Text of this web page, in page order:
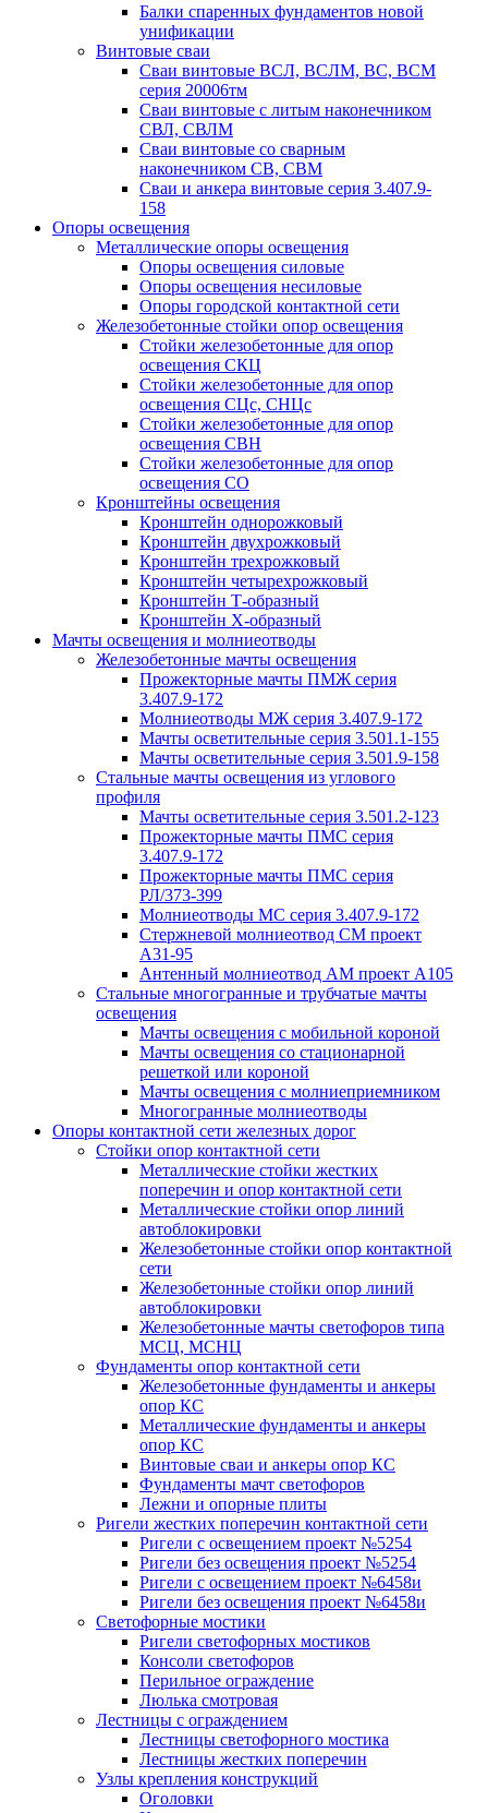
Балки спаренных фундаментов новой
унификации
Винтовые сваи
Сваи винтовые ВСЛ, ВСЛМ, ВС, ВСМ
серия 20006тм
Сваи винтовые с литым наконечником
СВЛ, СВЛМ
Сваи винтовые со сварным
наконечником СВ, СВМ
Сваи и анкера винтовые серия 3.407.9-
158
Опоры освещения
Металлические опоры освещения
Опоры освещения силовые
Опоры освещения несиловые
Опоры городской контактной сети
Железобетонные стойки опор освещения
Стойки железобетонные для опор
освещения СКЦ
Стойки железобетонные для опор
освещения СЦс, СНЦс
Стойки железобетонные для опор
освещения СВН
Стойки железобетонные для опор
освещения СО
Кронштейны освещения
Кронштейн однорожковый
Кронштейн двухрожковый
Кронштейн трехрожковый
Кронштейн четырехрожковый
Кронштейн Т-образный
Кронштейн Х-образный
Мачты освещения и молниеотводы
Железобетонные мачты освещения
Прожекторные мачты ПМЖ серия
3.407.9-172
Молниеотводы МЖ серия 3.407.9-172
Мачты осветительные серия 3.501.1-155
Мачты осветительные серия 3.501.9-158
Стальные мачты освещения из углового
профиля
Мачты осветительные серия 3.501.2-123
Прожекторные мачты ПМС серия
3.407.9-172
Прожекторные мачты ПМС серия
РЛ/373-399
Молниеотводы МС серия 3.407.9-172
Стержневой молниеотвод СМ проект
А31-95
Антенный молниеотвод АМ проект А105
Стальные многогранные и трубчатые мачты
освещения
Мачты освещения с мобильной короной
Мачты освещения со стационарной
решеткой или короной
Мачты освещения с молниеприемником
Многогранные молниеотводы
Опоры контактной сети железных дорог
Стойки опор контактной сети
Металлические стойки жестких
поперечин и опор контактной сети
Металлические стойки опор линий
автоблокировки
Железобетонные стойки опор контактной
сети
Железобетонные стойки опор линий
автоблокировки
Железобетонные мачты светофоров типа
МСЦ, МСНЦ
Фундаменты опор контактной сети
Железобетонные фундаменты и анкеры
опор КС
Металлические фундаменты и анкеры
опор КС
Винтовые сваи и анкеры опор КС
Фундаменты мачт светофоров
Лежни и опорные плиты
Ригели жестких поперечин контактной сети
Ригели с освещением проект №5254
Ригели без освещения проект №5254
Ригели с освещением проект №6458и
Ригели без освещения проект №6458и
Светофорные мостики
Ригели светофорных мостиков
Консоли светофоров
Перильное ограждение
Люлька смотровая
Лестницы с ограждением
Лестницы светофорного мостика
Лестницы жестких поперечин
Узлы крепления конструкций
Оголовки